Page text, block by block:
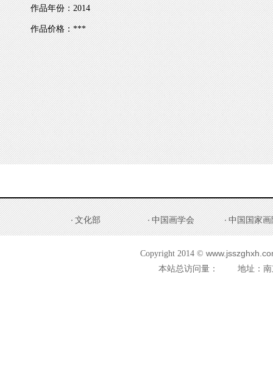
作品年份：2014
作品价格：***
文化部 中国画学会 中国国家画
Copyright 2014 ©
本站总访问量： 地址：南